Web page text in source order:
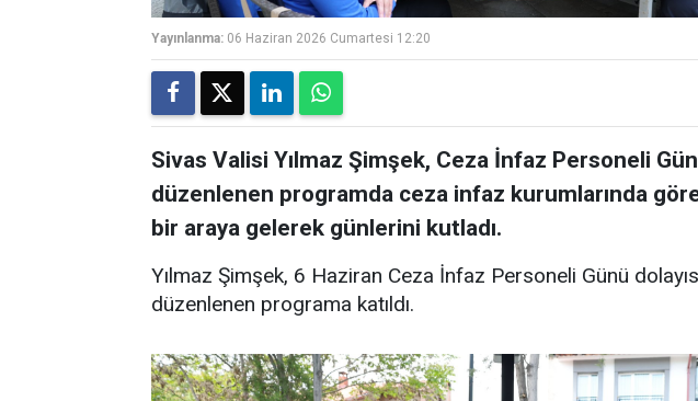
Yayınlanma: 06 Haziran 2026 Cumartesi 12:20
Sivas Valisi Yılmaz Şimşek, Ceza İnfaz Personeli
düzenlenen programda ceza infaz kurumlarında
bir araya gelerek günlerini kutladı.
Yılmaz Şimşek, 6 Haziran Ceza İnfaz Personeli Günü
düzenlenen programa katıldı.